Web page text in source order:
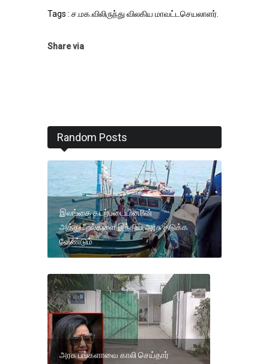
Tags : ச.மக.விலிருந்து விலகிய மாவட்டசெயலாளர்.
Share via
Random Posts
இலங்கை கடற்படையினரின்
அத்துமீறல்களை இந்திய அரசு தடுக்க
வேண்டும்
அரசு பங்களாவை காலி செய்தார்